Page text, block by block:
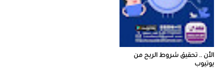
الأن .. تحقيق شروط الربح من
يوتيوب